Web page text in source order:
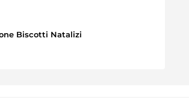
Biscotti Natalizi